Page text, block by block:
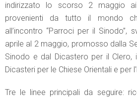
indirizzato lo scorso 2 maggio
provenienti da tutto il mondo
all’incontro “Parroci per il Sinodo”,
aprile al 2 maggio, promosso dalla
Sinodo e dal Dicastero per il Clero,
Dicasteri per le Chiese Orientali e per
Tre le linee principali da seguire: